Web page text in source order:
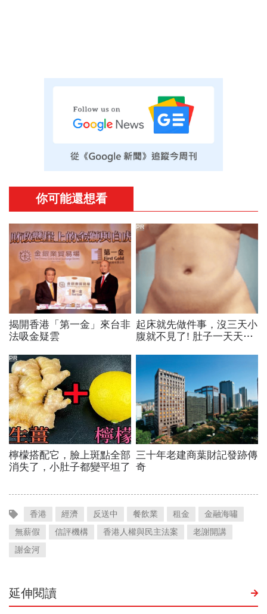
香港 經濟 反送中 餐飲業 租金
金融海嘯
無薪假
信評機構 香港人權與民主法案
老謝開講
謝金河
延伸閱讀